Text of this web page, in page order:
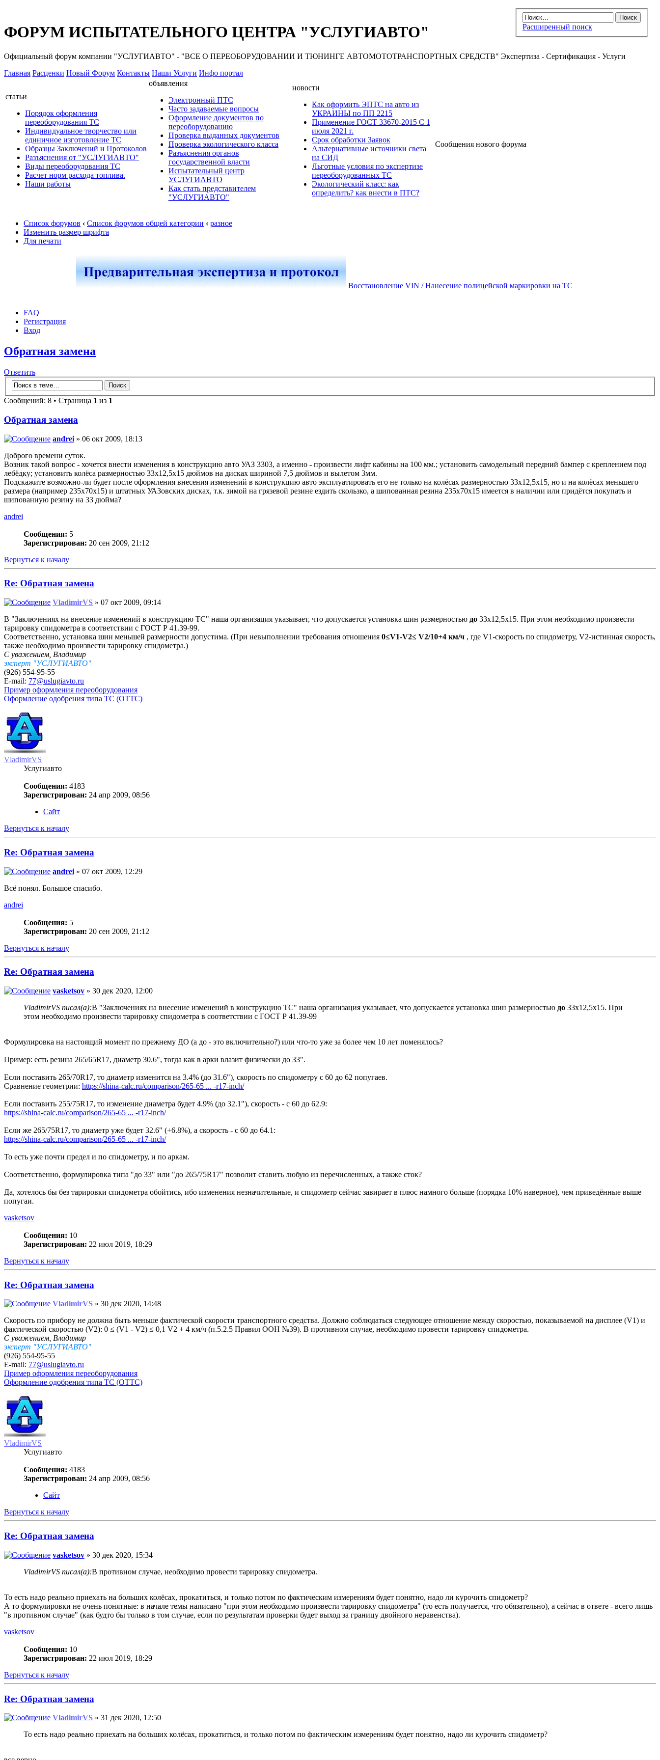
Расширенный поиск
ФОРУМ ИСПЫТАТЕЛЬНОГО ЦЕНТРА "УСЛУГИАВТО"
Официальный форум компании "УСЛУГИАВТО" - "ВСЕ О ПЕРЕОБОРУДОВАНИИ И ТЮНИНГЕ АВТОМОТОТРАНСПОРТНЫХ СРЕДСТВ" Экспертиза - Сертификация - Услуги
Главная Расценки Новый Форум Контакты Наши Услуги Инфо портал
статьи
Порядок оформления
переоборудования ТС
Индивидуальное творчество или
единичное изготовление ТС
Образцы Заключений и Протоколов
Разъяснения от "УСЛУГИАВТО"
Виды переоборудования ТС
Расчет норм расхода топлива.
Наши работы
объявления
Электронный ПТС
Часто задаваемые вопросы
Оформление документов по
переоборудованию
Проверка выданных документов
Проверка экологического класса
Разъяснения органов
государственной власти
Испытательный центр
УСЛУГИАВТО
Как стать представителем
"УСЛУГИАВТО"
новости
Как оформить ЭПТС на авто из
УКРАИНЫ по ПП 2215
Применение ГОСТ 33670-2015 С 1
июля 2021 г.
Срок обработки Заявок
Альтернативные источники света
на СИД
Льготные условия по экспертизе
переоборудованных ТС
Экологический класс: как
определить? как внести в ПТС?
Сообщения нового форума
Список форумов ‹ Список форумов общей категории ‹ разное
Изменить размер шрифта
Для печати
Восстановление VIN / Нанесение полицейской маркировки на ТС
FAQ
Регистрация
Вход
Обратная замена
Ответить
Сообщений: 8 • Страница 1 из 1
Обратная замена
andrei » 06 окт 2009, 18:13
Доброго времени суток.
Возник такой вопрос - хочется внести изменения в конструкцию авто УАЗ 3303, а именно - произвести лифт кабины на 100 мм.; установить самодельный передний бампер с креплением под
лебёдку; установить колёса размерностью 33х12,5х15 дюймов на дисках шириной 7,5 дюймов и вылетом 3мм.
Подскажите возможно-ли будет после оформления внесения изменений в конструкцию авто эксплуатировать его не только на колёсах размерностью 33х12,5х15, но и на колёсах меньшего
размера (например 235х70х15) и штатных УАЗовских дисках, т.к. зимой на грязевой резине ездить скользко, а шипованная резина 235х70х15 имеется в наличии или придётся покупать и
шипованную резину на 33 дюйма?
andrei
Сообщения: 5
Зарегистрирован: 20 сен 2009, 21:12
Вернуться к началу
Re: Обратная замена
VladimirVS » 07 окт 2009, 09:14
В "Заключениях на внесение изменений в конструкцию ТС" наша организация указывает, что допускается установка шин размерностью до 33х12,5х15. При этом необходимо произвести
тарировку спидометра в соответствии с ГОСТ Р 41.39-99.
Соответственно, установка шин меньшей размерности допустима. (При невыполнении требования отношения 0≤V1-V2≤ V2/10+4 км/ч , где V1-скорость по спидометру, V2-истинная скорость,
также необходимо произвести тарировку спидометра.)
С уважением, Владимир
эксперт "УСЛУГИАВТО"
(926) 554-95-55
E-mail: 77@uslugiavto.ru
Пример оформления переоборудования
Оформление одобрения типа ТС (ОТТС)
VladimirVS
Услугиавто
Сообщения: 4183
Зарегистрирован: 24 апр 2009, 08:56
Сайт
Вернуться к началу
Re: Обратная замена
andrei » 07 окт 2009, 12:29
Всё понял. Большое спасибо.
andrei
Сообщения: 5
Зарегистрирован: 20 сен 2009, 21:12
Вернуться к началу
Re: Обратная замена
vasketsov » 30 дек 2020, 12:00
VladimirVS писал(а):В "Заключениях на внесение изменений в конструкцию ТС" наша организация указывает, что допускается установка шин размерностью до 33х12,5х15. При
этом необходимо произвести тарировку спидометра в соответствии с ГОСТ Р 41.39-99
Формулировка на настоящий момент по прежнему ДО (а до - это включительно?) или что-то уже за более чем 10 лет поменялось?
Пример: есть резина 265/65R17, диаметр 30.6", тогда как в арки влазит физически до 33".
Если поставить 265/70R17, то диаметр изменится на 3.4% (до 31.6"), скорость по спидометру с 60 до 62 попугаев.
Сравнение геометрии: https://shina-calc.ru/comparison/265-65 ... -r17-inch/
Если поставить 255/75R17, то изменение диаметра будет 4.9% (до 32.1"), скорость - с 60 до 62.9:
https://shina-calc.ru/comparison/265-65 ... -r17-inch/
Если же 265/75R17, то диаметр уже будет 32.6" (+6.8%), а скорость - с 60 до 64.1:
https://shina-calc.ru/comparison/265-65 ... -r17-inch/
То есть уже почти предел и по спидометру, и по аркам.
Соответственно, формулировка типа "до 33" или "до 265/75R17" позволит ставить любую из перечисленных, а также сток?
Да, хотелось бы без тарировки спидометра обойтись, ибо изменения незначительные, и спидометр сейчас завирает в плюс намного больше (порядка 10% наверное), чем приведённые выше
попугаи.
vasketsov
Сообщения: 10
Зарегистрирован: 22 июл 2019, 18:29
Вернуться к началу
Re: Обратная замена
VladimirVS » 30 дек 2020, 14:48
Скорость по прибору не должна быть меньше фактической скорости транспортного средства. Должно соблюдаться следующее отношение между скоростью, показываемой на дисплее (V1) и
фактической скоростью (V2): 0 ≤ (V1 - V2) ≤ 0,1 V2 + 4 км/ч (п.5.2.5 Правил ООН №39). В противном случае, необходимо провести тарировку спидометра.
С уважением, Владимир
эксперт "УСЛУГИАВТО"
(926) 554-95-55
E-mail: 77@uslugiavto.ru
Пример оформления переоборудования
Оформление одобрения типа ТС (ОТТС)
VladimirVS
Услугиавто
Сообщения: 4183
Зарегистрирован: 24 апр 2009, 08:56
Сайт
Вернуться к началу
Re: Обратная замена
vasketsov » 30 дек 2020, 15:34
VladimirVS писал(а):В противном случае, необходимо провести тарировку спидометра.
То есть надо реально приехать на больших колёсах, прокатиться, и только потом по фактическим измерениям будет понятно, надо ли курочить спидометр?
А то формулировки не очень понятные: в начале темы написано "при этом необходимо произвести тарировку спидометра" (то есть получается, что обязательно), а сейчас в ответе - всего лишь
"в противном случае" (как будто бы только в том случае, если по результатам проверки будет выход за границу двойного неравенства).
vasketsov
Сообщения: 10
Зарегистрирован: 22 июл 2019, 18:29
Вернуться к началу
Re: Обратная замена
VladimirVS » 31 дек 2020, 12:50
То есть надо реально приехать на больших колёсах, прокатиться, и только потом по фактическим измерениям будет понятно, надо ли курочить спидометр?